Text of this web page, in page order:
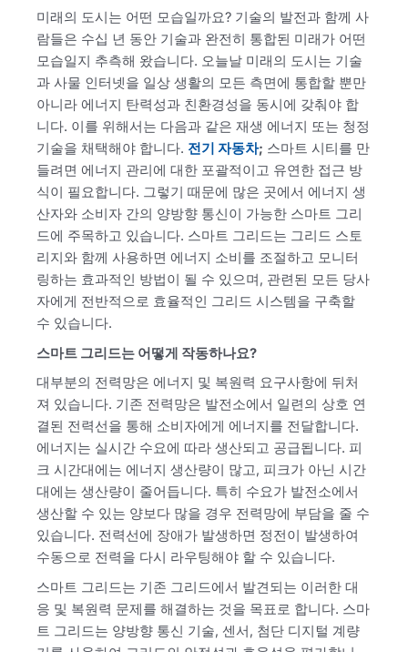
미래의 도시는 어떤 모습일까요? 기술의 발전과 함께 사
람들은 수십 년 동안 기술과 완전히 통합된 미래가 어떤
모습일지 추측해 왔습니다. 오늘날 미래의 도시는 기술
과 사물 인터넷을 일상 생활의 모든 측면에 통합할 뿐만
아니라 에너지 탄력성과 친환경성을 동시에 갖춰야 합
니다. 이를 위해서는 다음과 같은 재생 에너지 또는 청정
기술을 채택해야 합니다. 전기 자동차; 스마트 시티를 만
들려면 에너지 관리에 대한 포괄적이고 유연한 접근 방
식이 필요합니다. 그렇기 때문에 많은 곳에서 에너지 생
산자와 소비자 간의 양방향 통신이 가능한 스마트 그리
드에 주목하고 있습니다. 스마트 그리드는 그리드 스토
리지와 함께 사용하면 에너지 소비를 조절하고 모니터
링하는 효과적인 방법이 될 수 있으며, 관련된 모든 당사
자에게 전반적으로 효율적인 그리드 시스템을 구축할
수 있습니다.
스마트 그리드는 어떻게 작동하나요?
대부분의 전력망은 에너지 및 복원력 요구사항에 뒤처
져 있습니다. 기존 전력망은 발전소에서 일련의 상호 연
결된 전력선을 통해 소비자에게 에너지를 전달합니다.
에너지는 실시간 수요에 따라 생산되고 공급됩니다. 피
크 시간대에는 에너지 생산량이 많고, 피크가 아닌 시간
대에는 생산량이 줄어듭니다. 특히 수요가 발전소에서
생산할 수 있는 양보다 많을 경우 전력망에 부담을 줄 수
있습니다. 전력선에 장애가 발생하면 정전이 발생하여
수동으로 전력을 다시 라우팅해야 할 수 있습니다.
스마트 그리드는 기존 그리드에서 발견되는 이러한 대
응 및 복원력 문제를 해결하는 것을 목표로 합니다. 스마
트 그리드는 양방향 통신 기술, 센서, 첨단 디지털 계량